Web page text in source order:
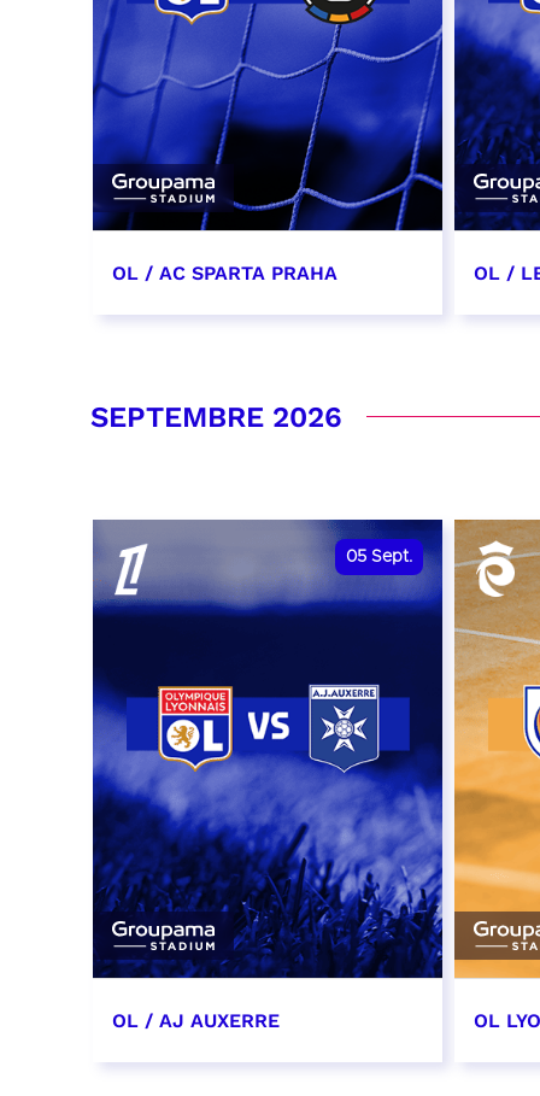
OL / AC SPARTA PRAHA OL /
SEPTEMBRE 2026
05 Sept.
OL / AJ AUXERRE OL